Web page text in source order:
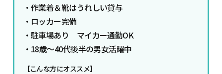
・作業着＆靴はうれしい貸与
・ロッカー完備
・駐車場あり マイカー通勤OK
・18歳～40代後半の男女活躍中
【こんな方にオススメ】